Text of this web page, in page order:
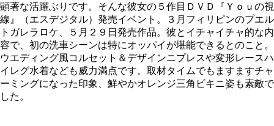
顕著な活躍ぶりです。そんな彼女の５作目ＤＶＤ『Ｙｏｕの視
線』（エスデジタル）発売イベント。３月フィリピンのプエル
トガレラロケ、５月２９日発売作品。彼とイチャイチャ的な内
容で、初の洗車シーンは特にオッパイが堪能できるとのこと。
ウエディング風コルセット＆デザインニプレスや変形レースハ
イレグ水着なども威力満点です。取材タイムでもますますチャ
ーミングになった印象、鮮やかオレンジ三角ビキニ姿も素敵で
した。